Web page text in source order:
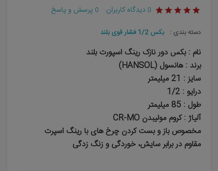
0 دیدگاه کاربران 0 پرسش و پاسخ
دسته بندی : بکس 1/2 فشار قوی بلند
نام : بکس دور نازک رینگ اسپورت بلند
برند : هانسول (HANSOL)
سایز : 21 میلیمتر
درایو : 1/2
طول : 85 میلیمتر
آلیاژ : کروم مولیبدن CR-MO
مخصوص باز و بست کردن چرخ های با رینگ اسپرت
مقاوم در برابر سایش، خوردگی و زنگ زدگی